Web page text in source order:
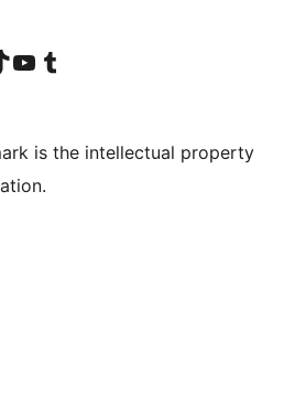
de Instagram
de LinkedIn
cuenta de TikTok
Visita nuestro canal de YouTube
Visita nuestra cuenta de Tumblr
is the intellectual property